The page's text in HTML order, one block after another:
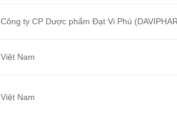
Công ty CP Dược phẩm Đạt Vi Phú
Việt Nam
Việt Nam